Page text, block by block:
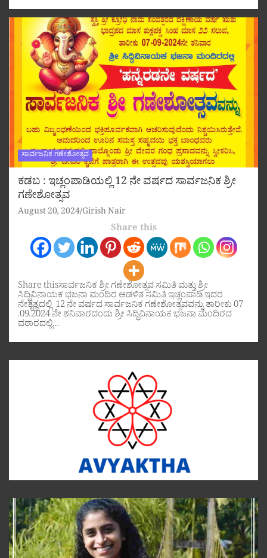
ಸಾರ್ವಜನಿಕ ಗಣೇಶೋತ್ಸವ
ಕಡಬ : ಇಚ್ಲಂಪಾಡಿಯಲ್ಲಿ 12 ನೇ ವರ್ಷದ ಸಾರ್ವಜನಿಕ ಶ್ರೀ
ಗಣೇಶೋತ್ಸವ
August 20, 2024 Girish Nair
Share this
Share thisಸಾರ್ವಜನಿಕ ಶ್ರೀ ಗಣೇಶೋತ್ಸವ ಸಮಿತಿ ಮತ್ತು ಶ್ರೀ
ಸಿದ್ಧಿವಿನಾಯಕ ಭಜನಾ ಮಂದಿರ ಆಡಳಿತ ಸಮಿತಿ ಇಚ್ಲಂಪಾಡಿ ಇದರ
ನೇತೃತ್ವದಲ್ಲಿ 12 ನೇ ವರ್ಷದ ಸಾರ್ವಜನಿಕ ಗಣೇಶೋತ್ಸವವನ್ನು ತಾರೀಕು 07
.09.2024 ನೇ ಶನಿವಾರದಂದು ಶ್ರೀ ಸಿದ್ಧಿವಿನಾಯಕ ಭಜನಾ ಮಂದಿರದ
ವಠಾರದಲ್ಲಿ…